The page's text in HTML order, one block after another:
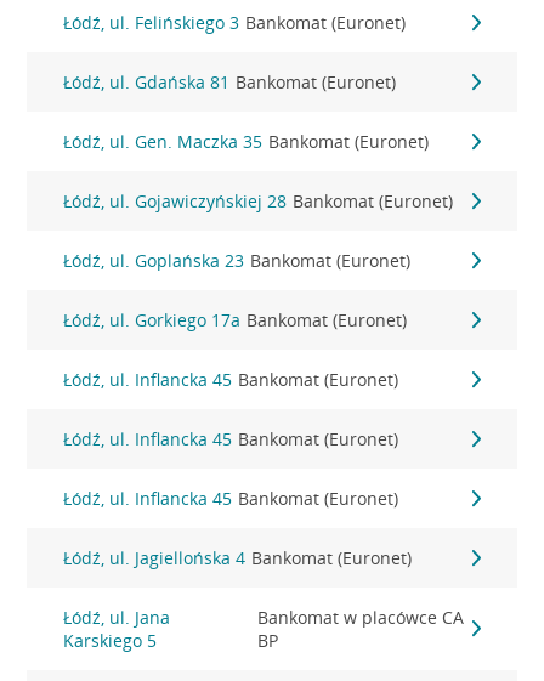
Łódź, ul. Felińskiego 3 Bankomat (Euronet)
Łódź, ul. Gdańska 81 Bankomat (Euronet)
Łódź, ul. Gen. Maczka 35 Bankomat (Euronet)
Łódź, ul. Gojawiczyńskiej 28 Bankomat (Euronet)
Łódź, ul. Goplańska 23 Bankomat (Euronet)
Łódź, ul. Gorkiego 17a Bankomat (Euronet)
Łódź, ul. Inflancka 45 Bankomat (Euronet)
Łódź, ul. Inflancka 45 Bankomat (Euronet)
Łódź, ul. Inflancka 45 Bankomat (Euronet)
Łódź, ul. Jagiellońska 4 Bankomat (Euronet)
Łódź, ul. Jana
Karskiego 5
Bankomat w placówce CA
BP